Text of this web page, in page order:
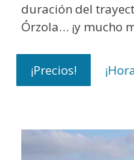
duración del
Órzola… ¡y mucho
¡Precios!